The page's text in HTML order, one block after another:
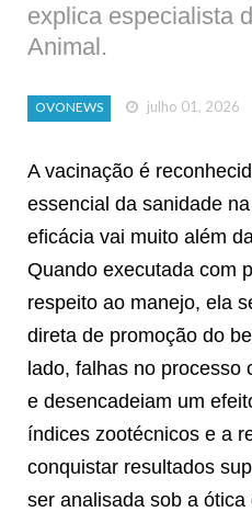
explica especialista
Animal.
OVONEWS julho 01, 2026
A vacinação é
essencial da sanidade
eficácia vai muito além
Quando executada com
respeito ao manejo, ela
direta de promoção do
lado, falhas no processo
e desencadeiam um
índices zootécnicos e a
conquistar resultados
ser analisada sob a